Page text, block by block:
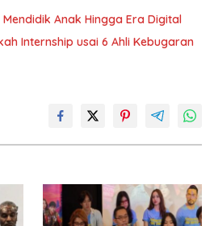
Anak Hingga Era Digital
Internship usai 6 Ahli Kebugaran